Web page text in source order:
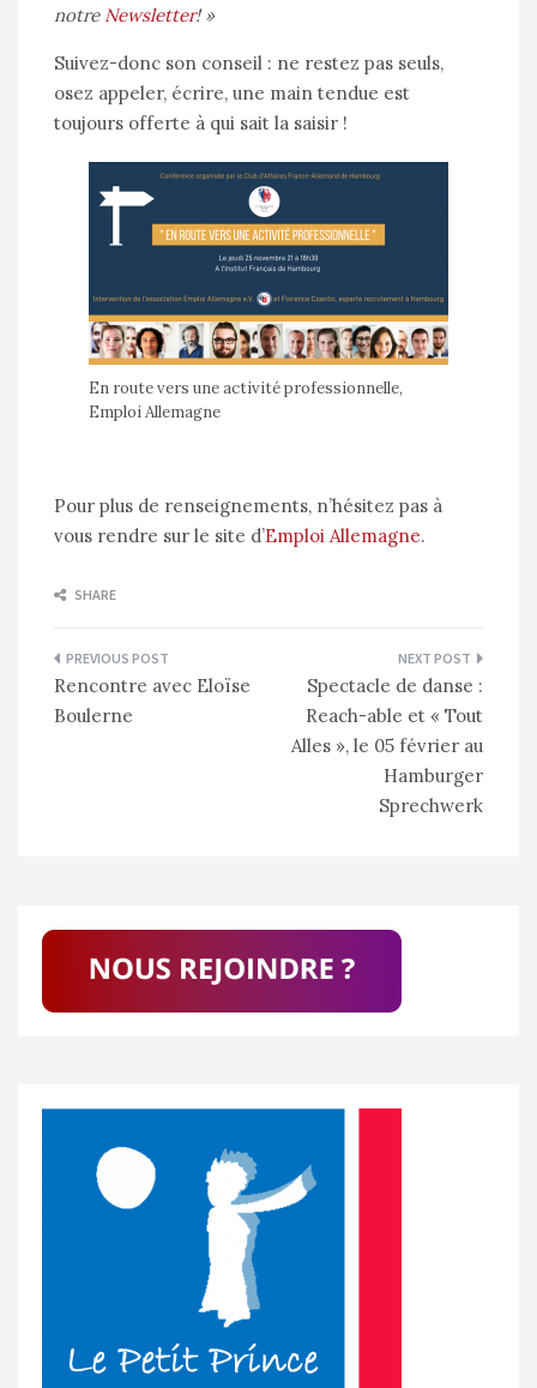
notre Newsletter! »
Suivez-donc son conseil : ne restez pas seuls,
osez appeler, écrire, une main tendue est
toujours offerte à qui sait la saisir !
En route vers une activité professionnelle,
Emploi Allemagne
Pour plus de renseignements, n’hésitez pas à
vous rendre sur le site d’Emploi Allemagne.
SHARE
Navigation
de
Rencontre avec Eloïse
Boulerne
Spectacle de danse :
Reach-able et « Tout
Alles », le 05 février au
Hamburger
Sprechwerk